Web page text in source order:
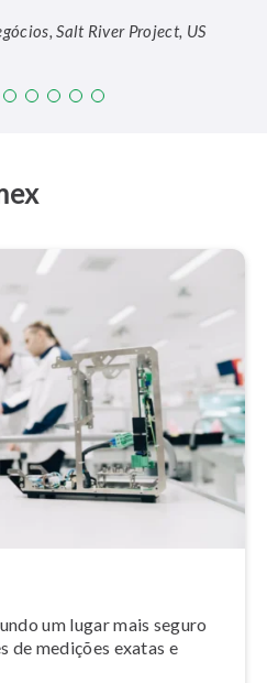
Salt River Project, US
um lugar mais seguro
de medições exatas e